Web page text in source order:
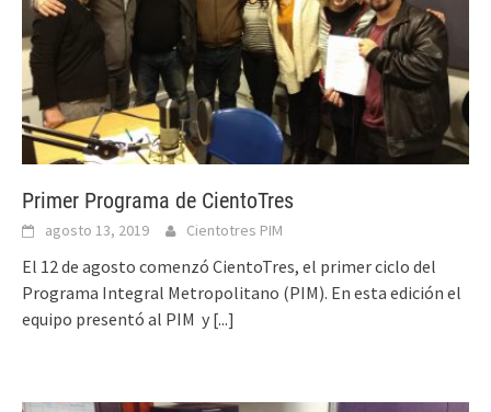
Primer Programa de CientoTres
agosto 13, 2019 Cientotres PIM
El 12 de agosto comenzó CientoTres, el primer ciclo del
Programa Integral Metropolitano (PIM). En esta edición el
equipo presentó al PIM y [...]